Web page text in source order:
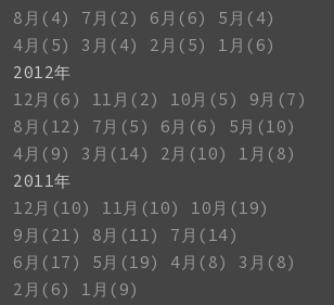
8月(4)
7月(2) 6月(6)
5月(4)
4月(5)
3月(4) 2月(5)
1月(6)
2012年
12月(6)
11月(2) 10月(5)
9月(7)
8月(12)
7月(5) 6月(6)
5月(10)
4月(9)
3月(14) 2月(10)
1月(8)
2011年
12月(10)
11月(10)
10月(19)
9月(21)
8月(11)
7月(14)
6月(17)
5月(19) 4月(8)
3月(8)
2月(6)
1月(9)